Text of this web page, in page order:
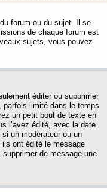
forum ou du sujet. Il se
de chaque forum est
sujets, vous pouvez
éditer ou supprimer
parfois limité dans le temps
un petit bout de texte en
l’avez édité, avec la date
si un modérateur ou un
ils ont édité le message
de message une